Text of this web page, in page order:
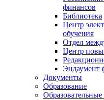
финансов
Библиотека
Центр
обучения
Отдел
Центр
Эндаумент
Документы
Образование